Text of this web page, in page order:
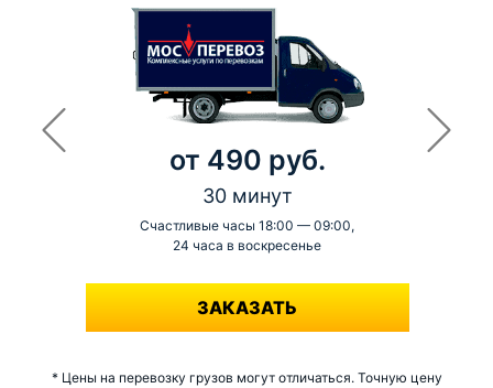
от 490 руб.
30 минут
Счастливые часы 18:00 — 09:00,
24 часа в воскресенье
-
ЗАКАЗАТЬ
* Цены на перевозку грузов могут отличаться. Точную цену